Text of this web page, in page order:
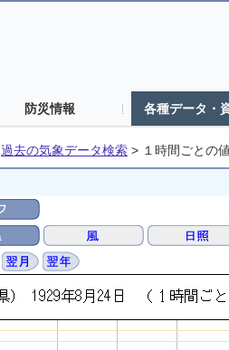
防災情報 各種データ・
過去の気象データ検索 > １時間ごとの